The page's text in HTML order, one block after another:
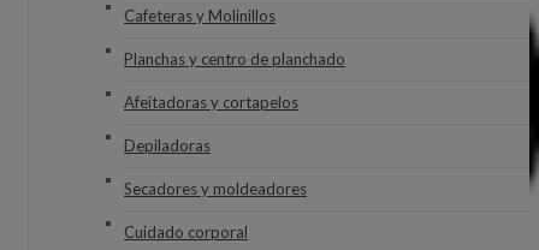
Cafeteras y Molinillos
Planchas y centro de planchado
Afeitadoras y cortapelos
Depiladoras
Secadores y moldeadores
Cuidado corporal